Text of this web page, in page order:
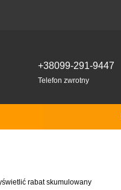
+38099-291-9447
Telefon zwrotny
rabat skumulowany